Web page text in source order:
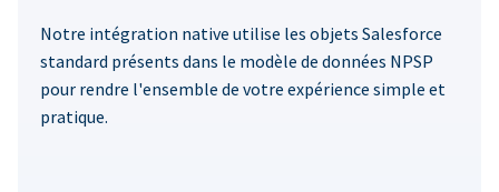
Notre intégration native utilise les objets Salesforce
standard présents dans le modèle de données NPSP
pour rendre l'ensemble de votre expérience simple et
pratique.